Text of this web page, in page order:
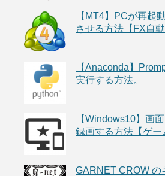
【MT4】PCが再起
させる方法【FX自動
【Anaconda】
実行する方法。
【Windows10】画
録画する方法【ゲー
GARNET CROW の